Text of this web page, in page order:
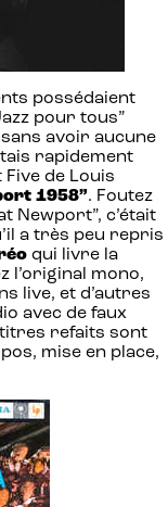
possédaient
pour tous”
avoir aucune
rapidement
de Louis
1958”. Foutez
Newport”, c’était
a très peu repris
qui livre la
l’original mono,
live, et d’autres
avec de faux
titres refaits sont
mise en place,